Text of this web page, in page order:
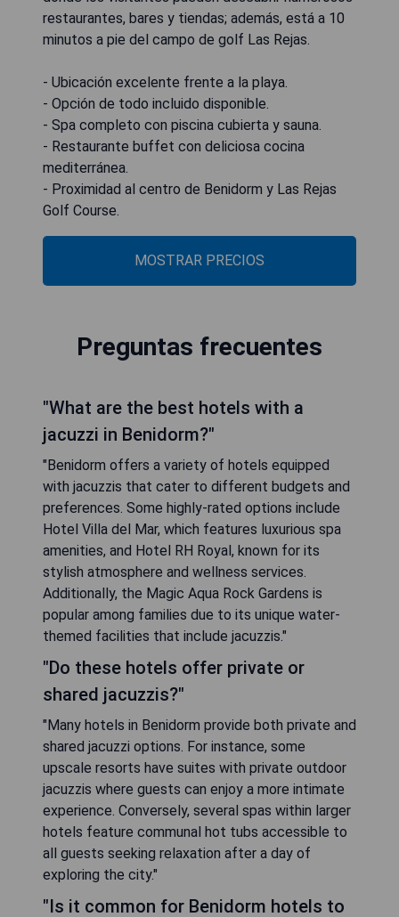
restaurantes, bares y tiendas; además, está a 10
minutos a pie del campo de golf Las Rejas.
- Ubicación excelente frente a la playa.
- Opción de todo incluido disponible.
- Spa completo con piscina cubierta y sauna.
- Restaurante buffet con deliciosa cocina
mediterránea.
- Proximidad al centro de Benidorm y Las Rejas
Golf Course.
MOSTRAR PRECIOS
Preguntas frecuentes
"What are the best hotels with a
jacuzzi in Benidorm?"
"Benidorm offers a variety of hotels equipped
with jacuzzis that cater to different budgets and
preferences. Some highly-rated options include
Hotel Villa del Mar, which features luxurious spa
amenities, and Hotel RH Royal, known for its
stylish atmosphere and wellness services.
Additionally, the Magic Aqua Rock Gardens is
popular among families due to its unique water-
themed facilities that include jacuzzis."
"Do these hotels offer private or
shared jacuzzis?"
"Many hotels in Benidorm provide both private and
shared jacuzzi options. For instance, some
upscale resorts have suites with private outdoor
jacuzzis where guests can enjoy a more intimate
experience. Conversely, several spas within larger
hotels feature communal hot tubs accessible to
all guests seeking relaxation after a day of
exploring the city."
"Is it common for Benidorm hotels to